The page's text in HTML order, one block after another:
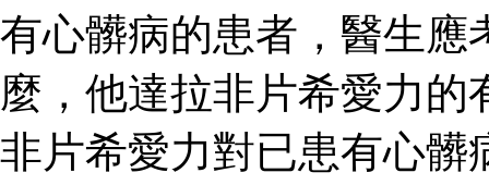
有心髒病的患者，醫生應
麼，他達拉非片希愛力
非片希愛力對已患有心髒